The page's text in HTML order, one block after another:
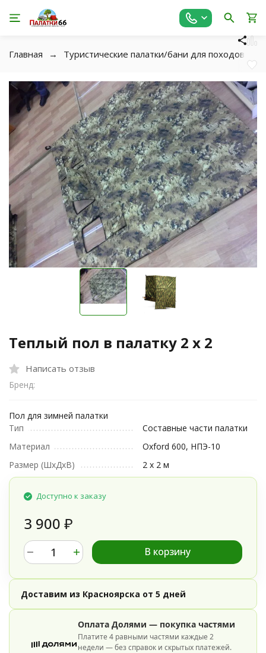
Главная Туристические палатки/бани для походов
Теплый пол в палатку 2 х 2
Написать отзыв
Бренд:
Пол для зимней палатки
Тип
Составные части палатки
Материал
Oxford 600, НПЭ-10
Размер (ШxДxВ)
2 х 2 м
Доступно к заказу
3 900 ₽
В корзину
Доставим из Красноярска от 5 дней
Оплата Долями — покупка частями
Платите 4 равными частями каждые 2
недели — без справок и скрытых платежей.